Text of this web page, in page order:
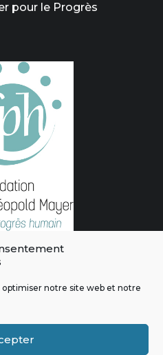
optimiser notre site web et notre
pour le Progrès
site sont publiés sous licence
de confidentialité